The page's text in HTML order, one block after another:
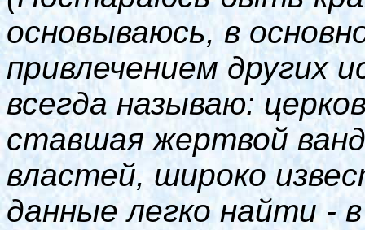
основываюсь, в
привлечением других
всегда называю:
ставшая жертвой
властей, широко
данные легко найти -